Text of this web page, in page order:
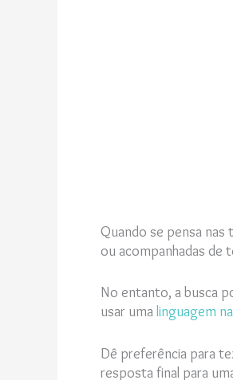
Quando se pensa nas
ou acompanhadas de
No entanto, a busca
usar umalinguagem
Dê preferência para
resposta final para